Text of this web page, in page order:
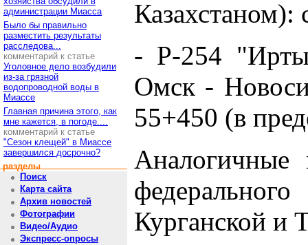
администрации Миасса
Было бы правильно
разместить результаты
расследова...
комментарий к статье
Уголовное дело возбудили
из-за грязной
водопроводной воды в
Миассе
Главная причина этого, как
мне кажется, в погоде....
комментарий к статье
"Сезон клещей" в Миассе
завершился досрочно?
разделы
Поиск
Карта сайта
Архив новостей
Фотографии
Видео/Аудио
Экспресс-опросы
- Р-254
Омск -
55+450 (в
Аналогичные
Курганской и